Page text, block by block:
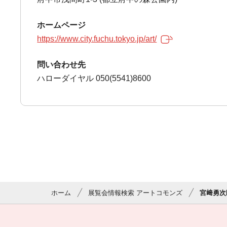
ホームページ
https://www.city.fuchu.tokyo.jp/art/
問い合わせ先
ハローダイヤル 050(5541)8600
ホーム 展覧会情報検索 アートコモンズ 宮﨑勇